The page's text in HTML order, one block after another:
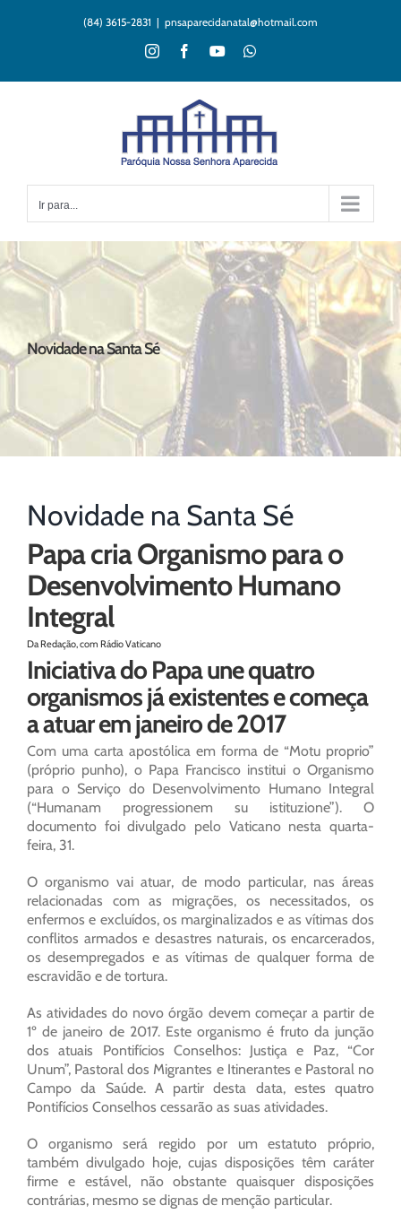
(84) 3615-2831 | pnsaparecidanatal@hotmail.com
InstagramFacebookYouTubeWhatsApp
Ir para...
Novidade na Santa Sé
Novidade na Santa Sé
Papa cria Organismo para o
Desenvolvimento Humano
Integral
Da Redação, com Rádio Vaticano
Iniciativa do Papa une quatro
organismos já existentes e começa
a atuar em janeiro de 2017
Com uma carta apostólica em forma de “Motu proprio”
(próprio punho), o Papa Francisco institui o Organismo
para o Serviço do Desenvolvimento Humano Integral
(“Humanam progressionem su istituzione”). O
documento foi divulgado pelo Vaticano nesta quarta-
feira, 31.
O organismo vai atuar, de modo particular, nas áreas
relacionadas com as migrações, os necessitados, os
enfermos e excluídos, os marginalizados e as vítimas dos
conflitos armados e desastres naturais, os encarcerados,
os desempregados e as vítimas de qualquer forma de
escravidão e de tortura.
As atividades do novo órgão devem começar a partir de
1º de janeiro de 2017. Este organismo é fruto da junção
dos atuais Pontifícios Conselhos: Justiça e Paz, “Cor
Unum”, Pastoral dos Migrantes e Itinerantes e Pastoral no
Campo da Saúde. A partir desta data, estes quatro
Pontifícios Conselhos cessarão as suas atividades.
O organismo será regido por um estatuto próprio,
também divulgado hoje, cujas disposições têm caráter
firme e estável, não obstante quaisquer disposições
contrárias, mesmo se dignas de menção particular.